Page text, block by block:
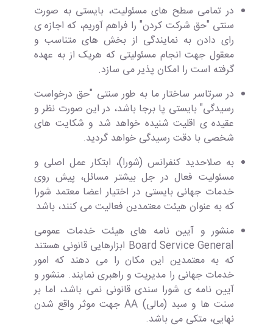
در تمامی سطح های مسئولیت، بایستی به صورت
سنتی "حق شرکت کردن" را فراهم آوریم، که اجازه ی
رای دادن به نمایندگی از بخش های متناسب و
معقول جهت انجام مسئولیتی که هریک از به عهده
گرفته است را امکان پذیر می سازد.
در سرتاسر ساختار ما به طور سنتی "حق درخواست
رسیدگی" بایستی پا برجا باشد، در این صورت نظر و
عقیده ی اقلیت شنیده خواهد شد و شکایت های
شخصی با دقت رسیدگی خواهد گردید.
به صلاحدید کنفرانس (شورا)، ابتکار عمل اصلی و
مسئولیت فعال در جل بیشتر مسائل، پیش روی
خدمات جهانی بایستی در اختیار اعضا معتمد شورا
که به عنوان هیئت معتمدین فعالیت می کنند، باشد
منشور و آیین نامه های هیئت خدمات عمومی
Board Service General ابزارهایی قانونی هستند
که به معتمدین این مکان را می دهند که امور
خدمات جهانی را مدیریت و راهبری نمایند. منشور و
آیین نامه ی شورا سندی قانونی نمی باشد، اما بر
سنت ها و سبد (مالی) AA جهت موثر واقع شدن
نهایی، متکی می باشد.